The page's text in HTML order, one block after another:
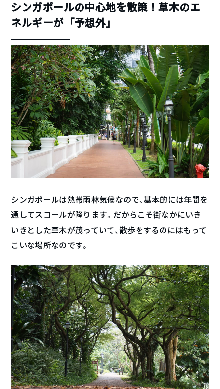
シンガポールの中心地を散策！草木のエ
ネルギーが「予想外」
シンガポールは熱帯雨林気候なので、基本的には年間を
通してスコールが降ります。だからこそ街なかにいき
いきとした草木が茂っていて、散歩をするのにはもって
こいな場所なのです。